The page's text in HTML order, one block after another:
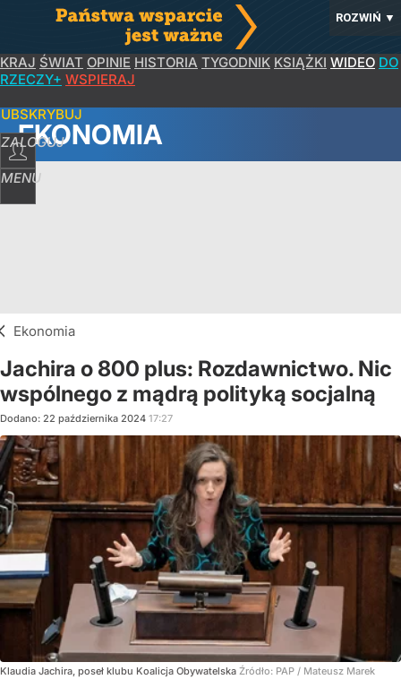
ROZWIŃ ▼
KRAJ ŚWIAT OPINIE HISTORIA TYGODNIK KSIĄŻKI WIDEO DO
RZECZY+ WSPIERAJ
ZALOGUJ
MENU
EKONOMIA
Ekonomia
Jachira o 800 plus: Rozdawnictwo. Nic
wspólnego z mądrą polityką socjalną
Dodano: 22 października 2024 17:27
Klaudia Jachira, poseł klubu Koalicja Obywatelska Źródło: PAP / Mateusz Marek